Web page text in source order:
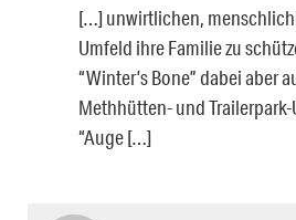
[…] unwirtlichen,
Umfeld ihre Familie zu
“Winter’s Bone” dabei aber
Methhütten- und
“Auge […]